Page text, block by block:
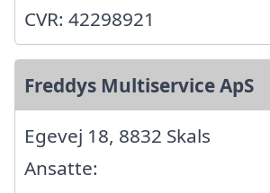
CVR: 42298921
Freddys Multiservice ApS
Egevej 18, 8832 Skals
Ansatte: